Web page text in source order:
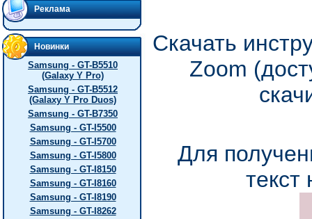
Реклама
Новинки
Samsung - GT-B5510
(Galaxy Y Pro)
Samsung - GT-B5512
(Galaxy Y Pro Duos)
Samsung - GT-B7350
Samsung - GT-I5500
Samsung - GT-I5700
Samsung - GT-I5800
Samsung - GT-I8150
Samsung - GT-I8160
Samsung - GT-I8190
Samsung - GT-I8262
Скачать
Zoom
Для
текст